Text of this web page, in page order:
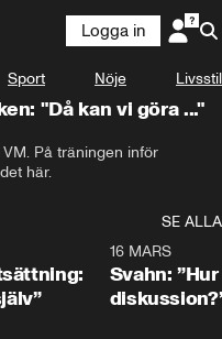
Logga in
Sport Nöje Livsstil
"Då kan vi göra ..."
På träningen inför
här.
SE ALLA
16 MARS
Svahn: